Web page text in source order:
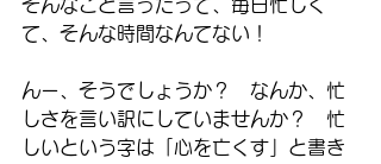
そんなこと言ったって、毎日忙しく
て、そんな時間なんてない！
んー、そうでしょうか？　なんか、忙
しさを言い訳にしていませんか？　忙
しいという字は「心を亡くす」と書き